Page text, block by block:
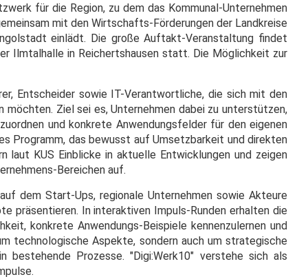
für die Region, zu dem das Kommunal-Unternehmen
mit den Wirtschafts-Förderungen der Landkreise
einlädt. Die große Auftakt-Veranstaltung findet
Ilmtalhalle in Reichertshausen statt. Die Möglichkeit zur
Entscheider sowie IT-Verantwortliche, die sich mit den
Ziel sei es, Unternehmen dabei zu unterstützen,
und konkrete Anwendungsfelder für den eigenen
Programm, das bewusst auf Umsetzbarkeit und direkten
KUS Einblicke in aktuelle Entwicklungen und zeigen
Bereichen auf.
dem Start-Ups, regionale Unternehmen sowie Akteure
präsentieren. In interaktiven Impuls-Runden erhalten die
konkrete Anwendungs-Beispiele kennenzulernen und
technologische Aspekte, sondern auch um strategische
Prozesse. "Digi:Werk10" verstehe sich als